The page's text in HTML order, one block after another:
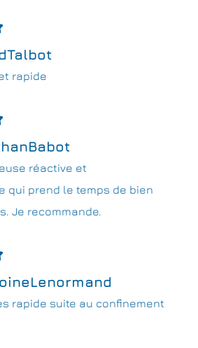
rapide
réactive et
qui prend le temps de bien
Je recommande.
rapide suite au confinement